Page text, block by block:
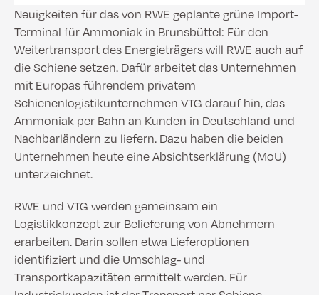
Neuigkeiten für das von RWE geplante grüne Import-
Terminal für Ammoniak in Brunsbüttel: Für den
Weitertransport des Energieträgers will RWE auch auf
die Schiene setzen. Dafür arbeitet das Unternehmen
mit Europas führendem privatem
Schienenlogistikunternehmen VTG darauf hin, das
Ammoniak per Bahn an Kunden in Deutschland und
Nachbarländern zu liefern. Dazu haben die beiden
Unternehmen heute eine Absichtserklärung (MoU)
unterzeichnet.
RWE und VTG werden gemeinsam ein
Logistikkonzept zur Belieferung von Abnehmern
erarbeiten. Darin sollen etwa Lieferoptionen
identifiziert und die Umschlag- und
Transportkapazitäten ermittelt werden. Für